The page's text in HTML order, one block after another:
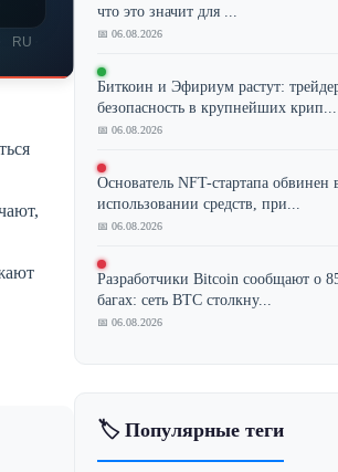
что это значит для ...
📅 06.08.2026
Биткоин и Эфириум растут:
безопасность в крупнейших крип...
📅 06.08.2026
Основатель NFT-стартапа обвинен
использовании средств, при...
📅 06.08.2026
Разработчики Bitcoin сообщают о
багах: сеть BTC столкну...
📅 06.08.2026
🏷️ Популярные теги